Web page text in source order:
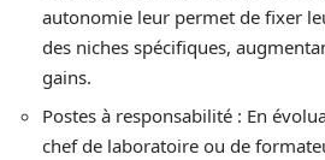
autonomie leur permet de fixer
des niches spécifiques,
gains.
Postes à responsabilité : En
chef de laboratoire ou de